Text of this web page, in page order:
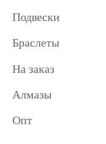
Подвески
Браслеты
На заказ
Алмазы
Опт